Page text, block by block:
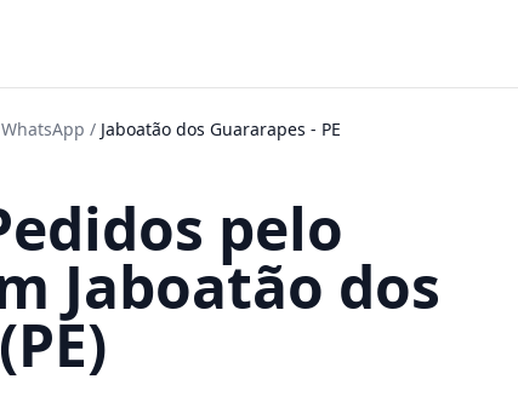
/ Jaboatão dos Guararapes - PE
pelo
Jaboatão dos